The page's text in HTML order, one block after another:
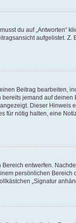
du auf „Antworten“
aufgelistet. Z.
Beitrag bearbeiten,
jemand auf
Dieser Hinweis
nötig halten, eine
entwerfen.
persönlichen
„Signatur